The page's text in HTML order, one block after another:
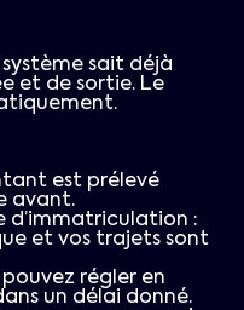
système sait déjà
et de sortie. Le
est prélevé
avant.
d’immatriculation :
et vos trajets sont
régler en
un délai donné.